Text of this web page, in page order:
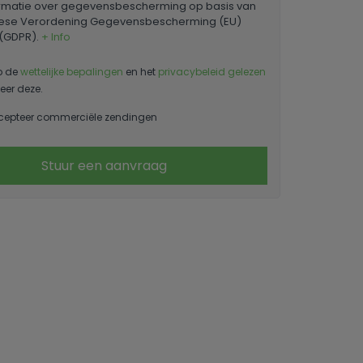
over gegevensbescherming op basis van
Verordening Gegevensbescherming (EU)
+ Info
dewettelijke bepalingen en het privacybeleid gelezen
deze.
commerciële zendingen
Stuur een aanvraag